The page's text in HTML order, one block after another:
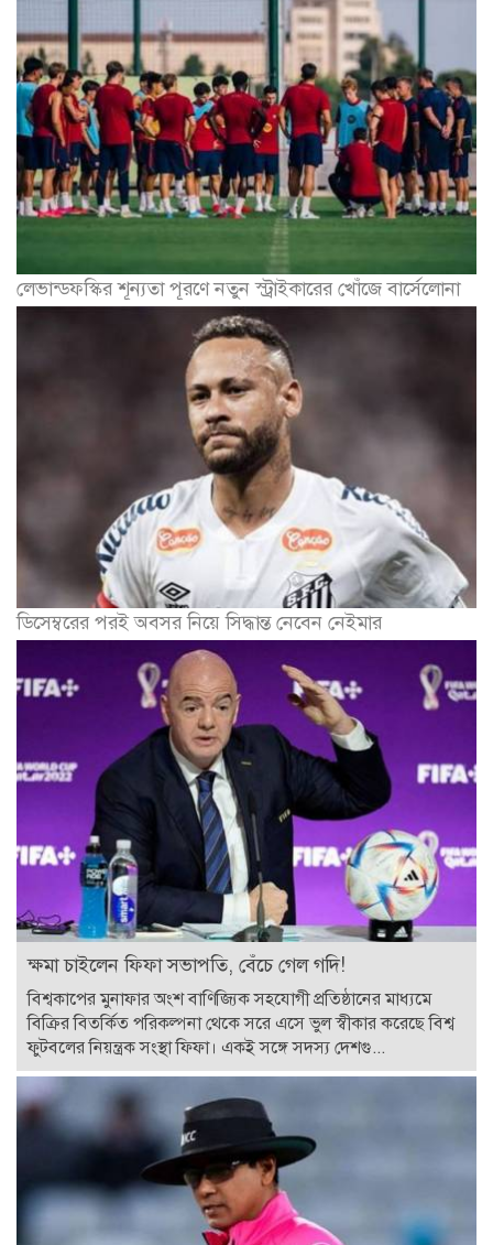
লেভান্ডফস্কির শূন্যতা পূরণে নতুন স্ট্রাইকারের খোঁজে বার্সেলোনা
ডিসেম্বরের পরই অবসর নিয়ে সিদ্ধান্ত নেবেন নেইমার
ক্ষমা চাইলেন ফিফা সভাপতি, বেঁচে গেল গদি!
বিশ্বকাপের মুনাফার অংশ বাণিজ্যিক সহযোগী প্রতিষ্ঠানের মাধ্যমে
বিক্রির বিতর্কিত পরিকল্পনা থেকে সরে এসে ভুল স্বীকার করেছে বিশ্ব
ফুটবলের নিয়ন্ত্রক সংস্থা ফিফা। একই সঙ্গে সদস্য দেশগু...